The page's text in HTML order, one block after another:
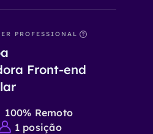
PROFESSIONAL
Front-end
100% Remoto
1 posição